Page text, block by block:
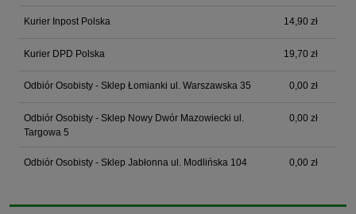
Kurier Inpost Polska 14,90 zł
Kurier DPD Polska 19,70 zł
Odbiór Osobisty - Sklep Łomianki ul. Warszawska 35 0,00 zł
Odbiór Osobisty - Sklep Nowy Dwór Mazowiecki ul.
Targowa 5
0,00 zł
Odbiór Osobisty - Sklep Jabłonna ul. Modlińska 104 0,00 zł